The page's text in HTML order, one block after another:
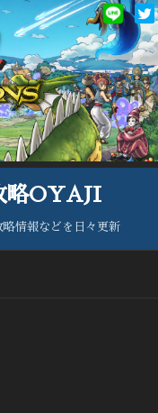
略OYAJI
略情報などを日々更新